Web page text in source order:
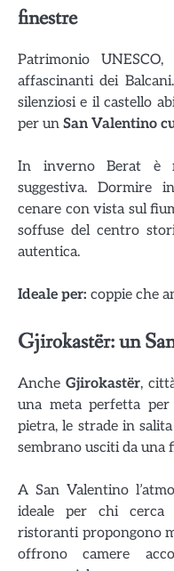
finestre
Patrimonio UNESCO,
affascinanti dei
silenziosi e il castello
per un San Valentino
In inverno Berat è
suggestiva. Dormire
cenare con vista sul
soffuse del centro
autentica.
Ideale per: coppie che
Gjirokastër: un
Anche Gjirokastër,
una meta perfetta
pietra, le strade in
sembrano usciti da una
A San Valentino
ideale per chi
ristoranti propongono
offrono camere